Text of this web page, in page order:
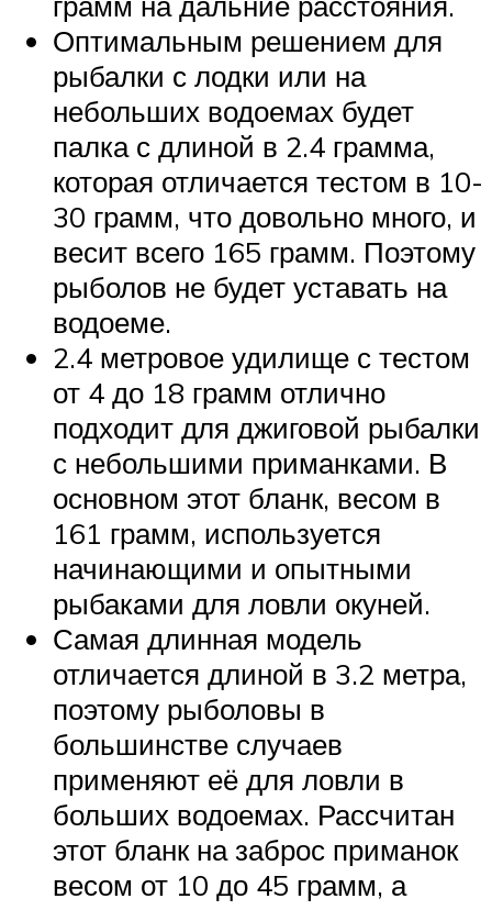
Оптимальным решением для
рыбалки с лодки или на
небольших водоемах будет
палка с длиной в 2.4 грамма,
которая отличается тестом в 10-
30 грамм, что довольно много, и
весит всего 165 грамм. Поэтому
рыболов не будет уставать на
водоеме.
2.4 метровое удилище с тестом
от 4 до 18 грамм отлично
подходит для джиговой рыбалки
с небольшими приманками. В
основном этот бланк, весом в
161 грамм, используется
начинающими и опытными
рыбаками для ловли окуней.
Самая длинная модель
отличается длиной в 3.2 метра,
поэтому рыболовы в
большинстве случаев
применяют её для ловли в
больших водоемах. Рассчитан
этот бланк на заброс приманок
весом от 10 до 45 грамм, а